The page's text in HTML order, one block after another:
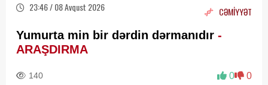
23:46 / 08 Avqust 2026 CƏMİYYƏT
Yumurta min bir dərdin dərmanıdır -
ARAŞDIRMA
140 0 0